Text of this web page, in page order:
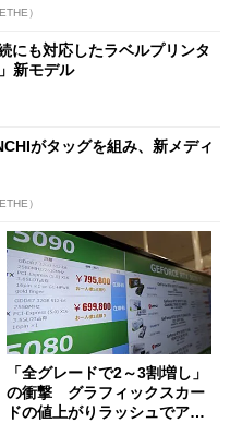
）
にも対応したラベルプリンタ
新モデル
がタッグを組み、新メディ
）
「全グレードで2～3割増し」
の衝撃 グラフィックスカー
ドの値上がりラッシュでアキ